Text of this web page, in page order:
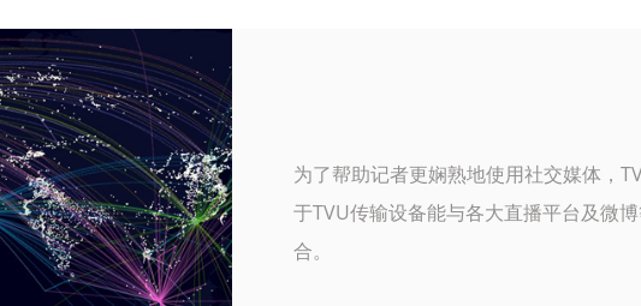
为了帮助记者更娴熟地使用社交媒体，
于TVU传输设备能与各大直播平台及微
合。